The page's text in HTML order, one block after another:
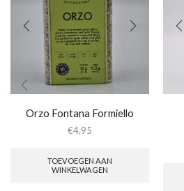
Orzo Fontana Formiello
€4,95
TOEVOEGEN AAN
WINKELWAGEN